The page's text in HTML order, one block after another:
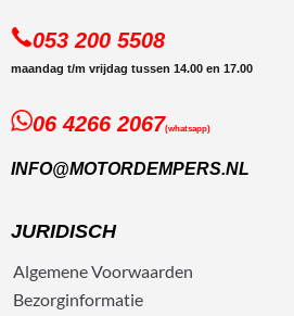
053 200 5508
maandag t/m vrijdag tussen 14.00 en 17.00
06 4266 2067(whatsapp)
INFO@MOTORDEMPERS.NL
JURIDISCH
AlgemeneVoorwaarden
Bezorginformatie